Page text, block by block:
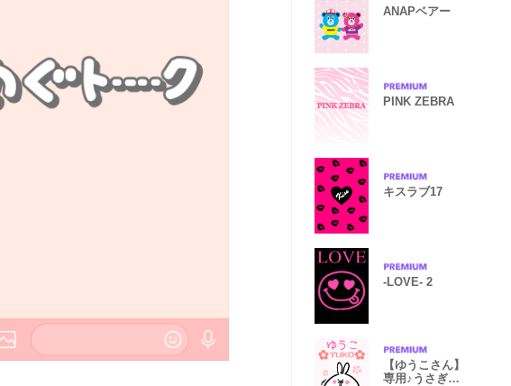
ANAPベアー
PINK ZEBRA
キスラブ17
-LOVE- 2
【ゆうこさん】
専用♪うさぎの